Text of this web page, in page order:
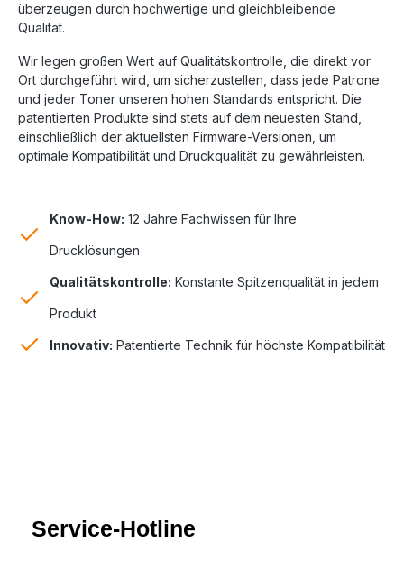
überzeugen durch hochwertige und gleichbleibende
Qualität.
Wir legen großen Wert auf Qualitätskontrolle, die direkt vor
Ort durchgeführt wird, um sicherzustellen, dass jede Patrone
und jeder Toner unseren hohen Standards entspricht. Die
patentierten Produkte sind stets auf dem neuesten Stand,
einschließlich der aktuellsten Firmware-Versionen, um
optimale Kompatibilität und Druckqualität zu gewährleisten.
Know-How: 12 Jahre Fachwissen für Ihre
Drucklösungen
Qualitätskontrolle: Konstante Spitzenqualität in jedem
Produkt
Innovativ: Patentierte Technik für höchste Kompatibilität
Service-Hotline